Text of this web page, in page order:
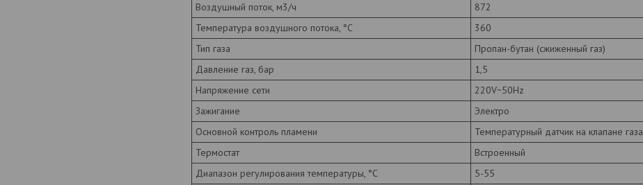
Воздушный поток, м3/ч
872
Температура воздушного потока, °С
360
Тип газа
Пропан-бутан (сжиженный газ)
Давление газ, бар
1,5
Напряжение сети
220V~50Hz
Зажигание
Электро
Основной контроль пламени
Температурный датчик на клапане газа
Термостат
Встроенный
Диапазон регулирования температуры, °С
5-55